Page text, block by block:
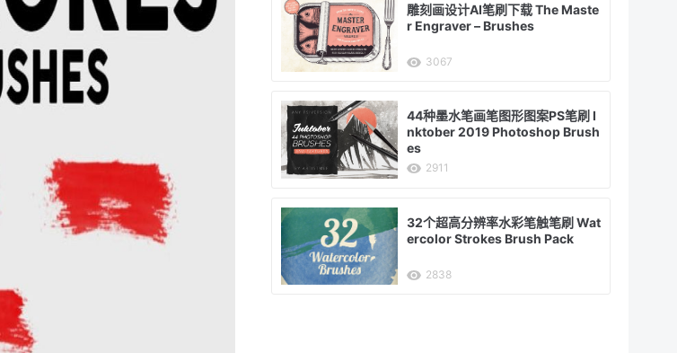
雕刻画设计AI笔刷下载 The Maste
r Engraver – Brushes
3067
44种墨水笔画笔图形图案PS笔刷 I
nktober 2019 Photoshop Brush
es
2911
32个超高分辨率水彩笔触笔刷 Wat
ercolor Strokes Brush Pack
2838